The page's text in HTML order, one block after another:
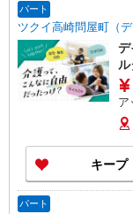
パート
ツクイ高崎問屋町（デ
（
キープ
パート